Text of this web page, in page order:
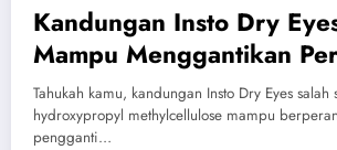
Kandungan Insto Dry
Mampu Menggantikan
Mata
Tahukah kamu, kandungan Insto Dry Eyes salah
hydroxypropyl methylcellulose mampu
pengganti…